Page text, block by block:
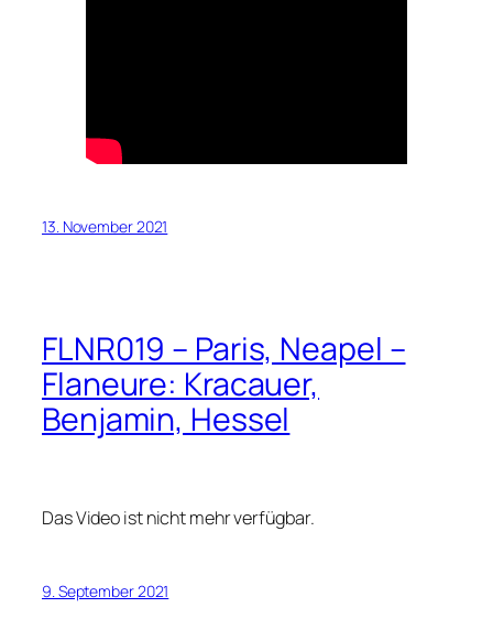
13. November 2021
FLNR019 – Paris, Neapel –
Flaneure: Kracauer,
Benjamin, Hessel
Das Video ist nicht mehr verfügbar.
9. September 2021